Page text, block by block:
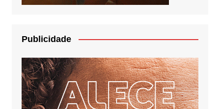
Publicidade